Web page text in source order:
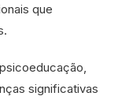
que
significativas